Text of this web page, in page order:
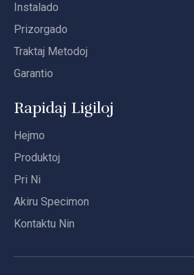
Instalado
Prizorgado
Traktaj Metodoj
Garantio
Rapidaj Ligiloj
Hejmo
Produktoj
Pri Ni
Akiru Specimon
Kontaktu Nin